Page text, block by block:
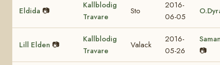
Eldida 📷
Kallblodig
Travare
Sto
2016-
06-05
Lill Elden 📷
Kallblodig
Travare
Valack
2016-
05-26
📷